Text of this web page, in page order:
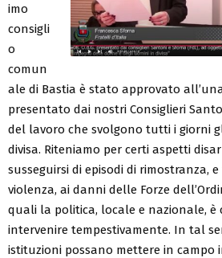
imo
consigli
o
comun
ale di Bastia è stato approvato
presentato dai nostri Consiglieri
del lavoro che svolgono tutti i giorni
divisa. Riteniamo per certi aspetti
susseguirsi di episodi di rimostranza,
violenza, ai danni delle Forze
quali la politica, locale e nazionale, è
intervenire tempestivamente. In tal
istituzioni possano mettere in campo